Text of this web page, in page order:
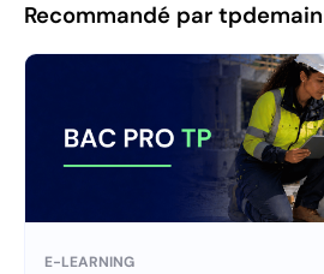
Recommandé par tpdemain
E-LEARNING